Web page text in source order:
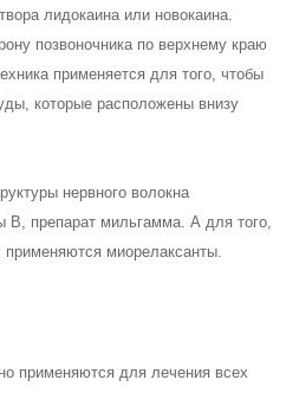
лидокаина или новокаина.
позвоночника по верхнему краю
применяется для того, чтобы
которые расположены внизу
нервного волокна
В, препарат мильгамма. А для того,
миорелаксанты.
применяются для лечения всех